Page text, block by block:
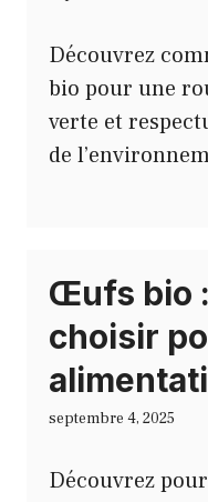
Découvrez
bio pour une
verte et
de
Œufs bio
choisir
septembre 4, 2025
Découvrez